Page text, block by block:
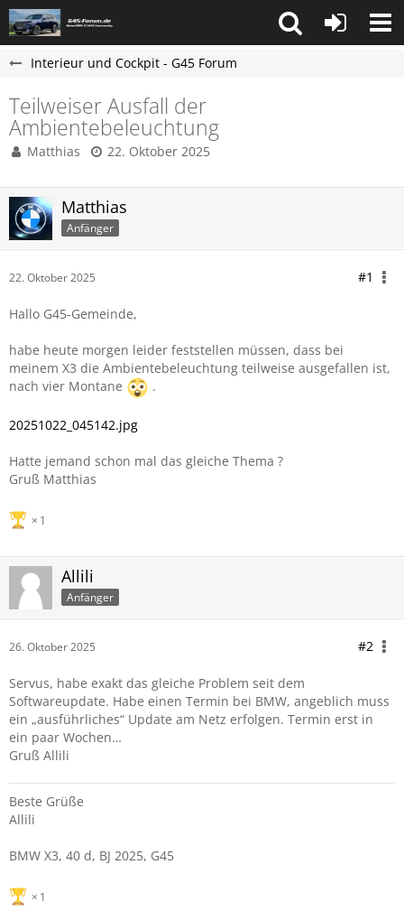
Interieur und Cockpit - G45 Forum
Teilweiser Ausfall der
Ambientebeleuchtung
Matthias 22. Oktober 2025
Matthias
Anfänger
22. Oktober 2025 #1
Hallo G45-Gemeinde,
habe heute morgen leider feststellen müssen, dass bei
meinem X3 die Ambientebeleuchtung teilweise ausgefallen ist,
nach vier Montane
.
20251022_045142.jpg
Hatte jemand schon mal das gleiche Thema ?
Gruß Matthias
1
Allili
Anfänger
26. Oktober 2025 #2
Servus, habe exakt das gleiche Problem seit dem
Softwareupdate. Habe einen Termin bei BMW, angeblich muss
ein „ausführliches“ Update am Netz erfolgen. Termin erst in
ein paar Wochen…
Gruß Allili
Beste Grüße
Allili
BMW X3, 40 d, BJ 2025, G45
1